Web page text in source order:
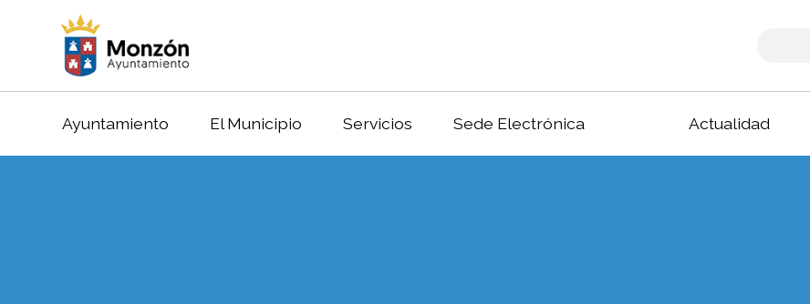
Ayuntamiento El Municipio Servicios Sede Electrónica Actualidad